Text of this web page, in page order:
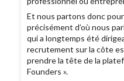
Et nous partons donc
précisément d’où nous
qui a longtemps été
recrutement sur la côte
prendre la tête de la
Founders ».